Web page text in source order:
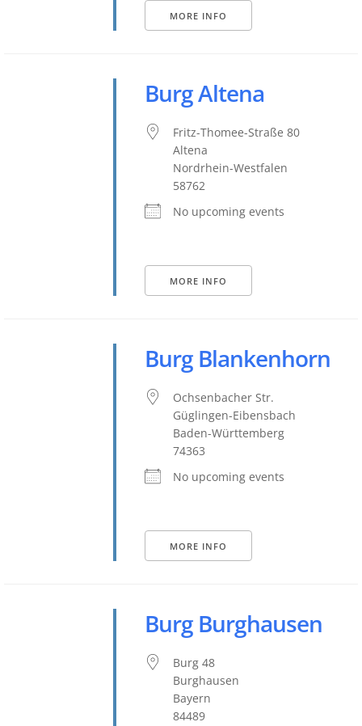
MORE INFO
Burg Altena
Fritz-Thomee-Straße 80
Altena
Nordrhein-Westfalen
58762
No upcoming events
MORE INFO
Burg Blankenhorn
Ochsenbacher Str.
Güglingen-Eibensbach
Baden-Württemberg
74363
No upcoming events
MORE INFO
Burg Burghausen
Burg 48
Burghausen
Bayern
84489